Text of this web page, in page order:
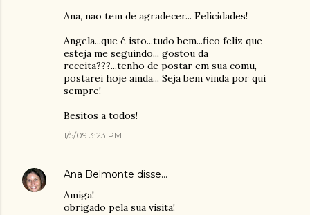
Ana, nao tem de agradecer... Felicidades!
Angela...que é isto...tudo bem...fico feliz que
esteja me seguindo... gostou da
receita???...tenho de postar em sua comu,
postarei hoje ainda... Seja bem vinda por qui
sempre!
Besitos a todos!
1/5/09 3:23 PM
Ana Belmonte disse…
Amiga!
obrigado pela sua visita!